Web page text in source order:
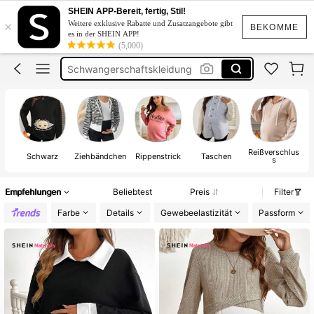
BEKOMME
×
SHEIN APP-Bereit, fertig, Stil!
Weitere exklusive Rabatte und Zusatzangebote gibt
es in der SHEIN APP!
(5,000)
Umstandsmode Herbst Winter
Umstands Mode
Schwangerschaftskleidung
Stillkleidung
Schwarz Ziehbändchen Rippenstrick Taschen Reißverschlus
s
Empfehlungen Beliebtest Preis
Filter
Farbe
Details Gewebeelastizität Passform